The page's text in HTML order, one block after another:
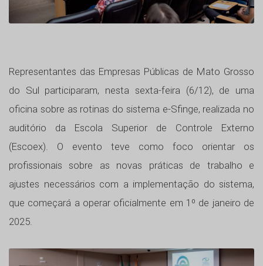
Representantes das Empresas Públicas de Mato Grosso
do Sul participaram, nesta sexta-feira (6/12), de uma
oficina sobre as rotinas do sistema e-Sfinge, realizada no
auditório da Escola Superior de Controle Externo
(Escoex). O evento teve como foco orientar os
profissionais sobre as novas práticas de trabalho e
ajustes necessários com a implementação do sistema,
que começará a operar oficialmente em 1º de janeiro de
2025.